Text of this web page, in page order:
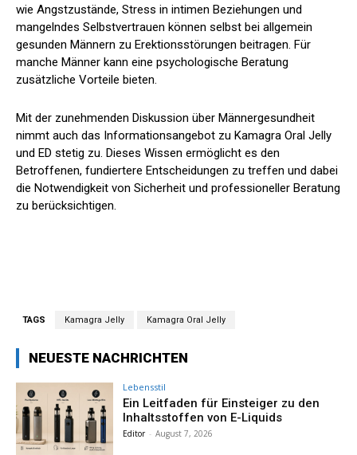
wie Angstzustände, Stress in intimen Beziehungen und
mangelndes Selbstvertrauen können selbst bei allgemein
gesunden Männern zu Erektionsstörungen beitragen. Für
manche Männer kann eine psychologische Beratung
zusätzliche Vorteile bieten.
Mit der zunehmenden Diskussion über Männergesundheit
nimmt auch das Informationsangebot zu Kamagra Oral Jelly
und ED stetig zu. Dieses Wissen ermöglicht es den
Betroffenen, fundiertere Entscheidungen zu treffen und dabei
die Notwendigkeit von Sicherheit und professioneller Beratung
zu berücksichtigen.
TAGS Kamagra Jelly Kamagra Oral Jelly
NEUESTE NACHRICHTEN
Lebensstil
Ein Leitfaden für Einsteiger zu den
Inhaltsstoffen von E-Liquids
Editor - August 7, 2026